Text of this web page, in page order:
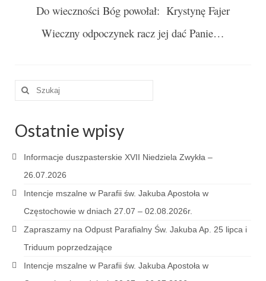
Pasterka 2022
Bierzmowanie 24.10.2022r.
Pierwsza Komunia Św. – Gr 2
Galerie 2021
Odpust 2021
Kościół Stacyjny Wielkiego Postu 2021
Do wieczności Bóg powołał: Krystynę Fajer
Wieczny odpoczynek racz jej dać Panie…
Szuklaj
Ostatnie wpisy
Informacje duszpasterskie XVII Niedziela Zwykła –
26.07.2026
Intencje mszalne w Parafii św. Jakuba Apostoła w
Częstochowie w dniach 27.07 – 02.08.2026r.
Zapraszamy na Odpust Parafialny Św. Jakuba Ap. 25 lipca i
Triduum poprzedzające
Intencje mszalne w Parafii św. Jakuba Apostoła w